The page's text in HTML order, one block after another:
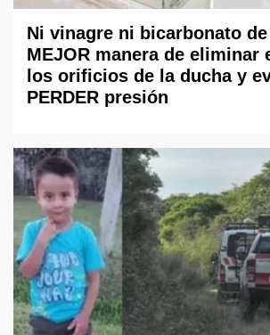
Ni vinagre ni bicarbonato
MEJOR manera de eliminar
los orificios de la ducha y
PERDER presión